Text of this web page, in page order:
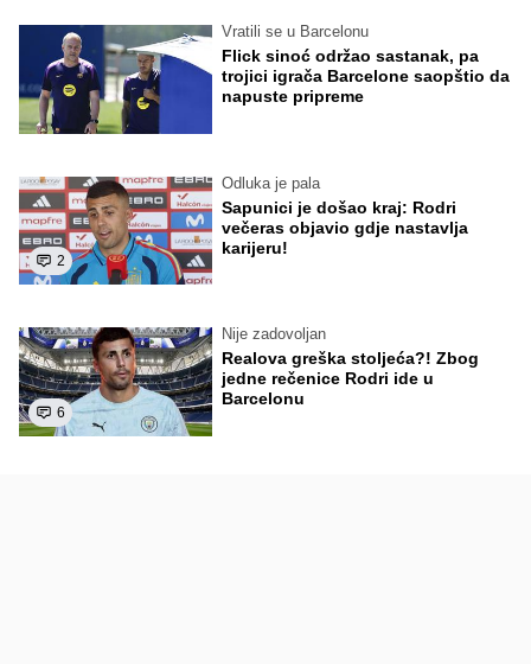
Vratili se u Barcelonu
Flick sinoć održao sastanak, pa
trojici igrača Barcelone saopštio da
napuste pripreme
2
Odluka je pala
Sapunici je došao kraj: Rodri
večeras objavio gdje nastavlja
karijeru!
6
Nije zadovoljan
Realova greška stoljeća?! Zbog
jedne rečenice Rodri ide u
Barcelonu